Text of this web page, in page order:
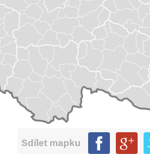
Sdílet mapku